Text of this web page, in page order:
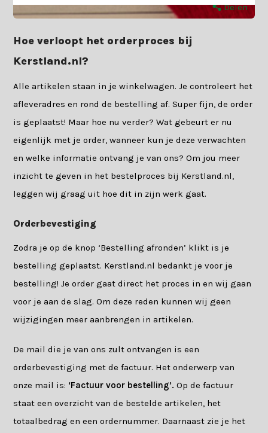
Delen
Hoe verloopt het orderproces bij
Kerstland.nl?
Alle artikelen staan in je winkelwagen. Je controleert het
afleveradres en rond de bestelling af. Super fijn, de order
is geplaatst! Maar hoe nu verder? Wat gebeurt er nu
eigenlijk met je order, wanneer kun je deze verwachten
en welke informatie ontvang je van ons? Om jou meer
inzicht te geven in het bestelproces bij Kerstland.nl,
leggen wij graag uit hoe dit in zijn werk gaat.
Orderbevestiging
Zodra je op de knop ‘Bestelling afronden’ klikt is je
bestelling geplaatst. Kerstland.nl bedankt je voor je
bestelling! Je order gaat direct het proces in en wij gaan
voor je aan de slag. Om deze reden kunnen wij geen
wijzigingen meer aanbrengen in artikelen.
De mail die je van ons zult ontvangen is een
orderbevestiging met de factuur. Het onderwerp van
onze mail is: ‘Factuur voor bestelling’.Op de factuur
staat een overzicht van de bestelde artikelen, het
totaalbedrag en een ordernummer. Daarnaast zie je het